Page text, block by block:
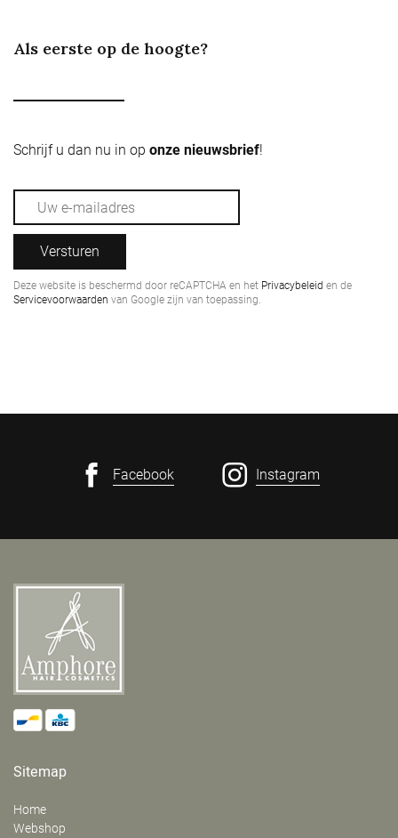
Als eerste op de hoogte?
Schrijf u dan nu in op onze nieuwsbrief!
Versturen
Deze website is beschermd door reCAPTCHA en het Privacybeleid en de
Servicevoorwaarden van Google zijn van toepassing.
Facebook Instagram
Sitemap
Home
Webshop